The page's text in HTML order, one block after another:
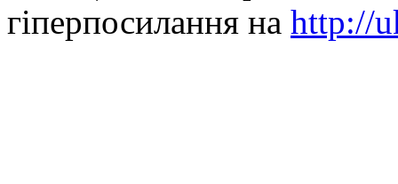
гіперпосилання на http://